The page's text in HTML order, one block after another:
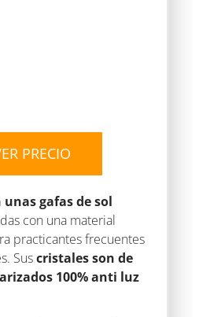
PRECIO
unas gafas de sol
con una material
practicantes frecuentes
Suscristales son de
100% anti luz